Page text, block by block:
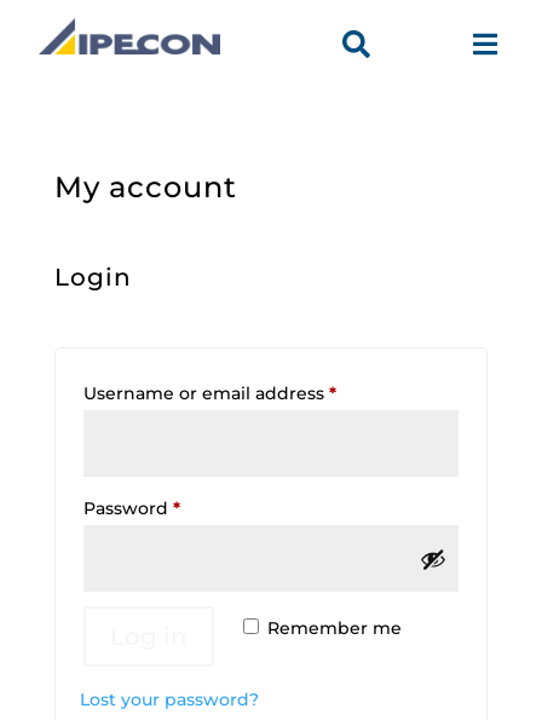
 
My account
Login
Username or email address *Required
Password *Required
Remember me
Lost your password?